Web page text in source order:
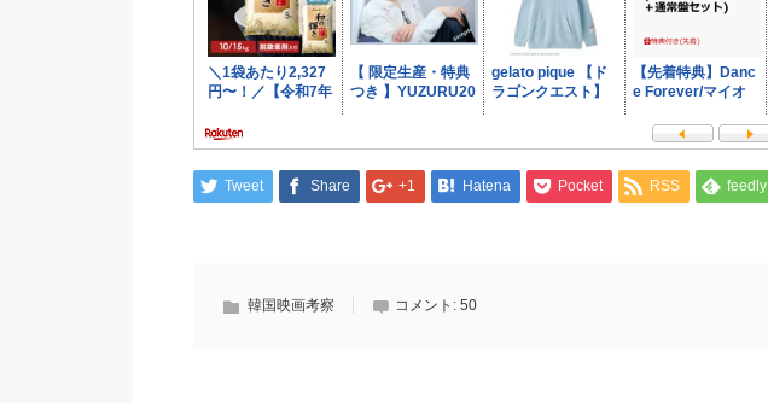
Tweet Share +1 Hatena Pocket RSS feedly
韓国映画考察 コメント: 50